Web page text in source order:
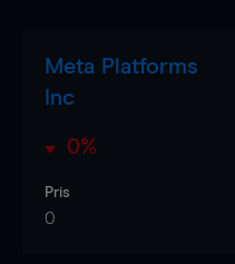
Meta Platforms
Inc
0%
Pris
0